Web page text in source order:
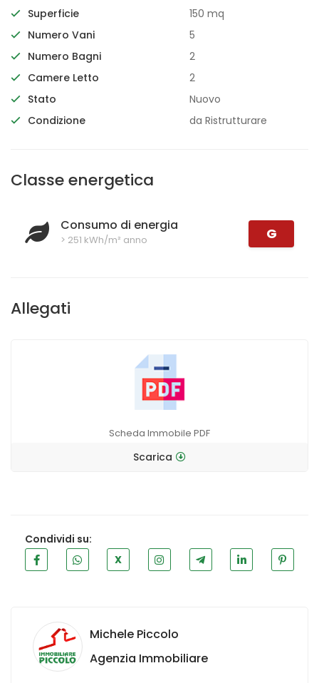
Superficie
150 mq
Numero Vani
5
Numero Bagni
2
Camere Letto
2
Stato
Nuovo
Condizione
da Ristrutturare
Classe energetica
Consumo di energia
> 251 kWh/m² anno G
Allegati
Scheda Immobile PDF
Scarica
Condividi su:
X
Michele Piccolo
Agenzia Immobiliare